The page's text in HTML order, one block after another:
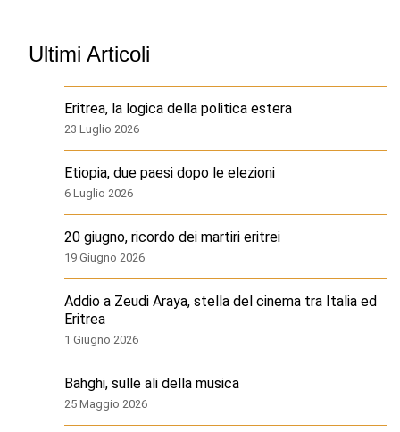
Ultimi Articoli
Eritrea, la logica della politica estera
23 Luglio 2026
Etiopia, due paesi dopo le elezioni
6 Luglio 2026
20 giugno, ricordo dei martiri eritrei
19 Giugno 2026
Addio a Zeudi Araya, stella del cinema tra Italia ed
Eritrea
1 Giugno 2026
Bahghi, sulle ali della musica
25 Maggio 2026